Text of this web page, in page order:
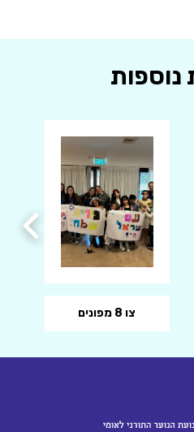
נוספות
צו 8 מפונים